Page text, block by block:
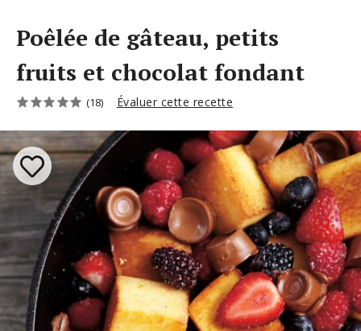
Poêlée de gâteau, petits
fruits et chocolat fondant
(18) Évaluer cette recette